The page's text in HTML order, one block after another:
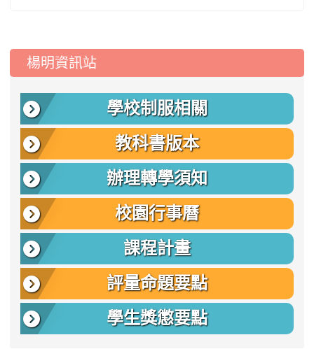
::: 楊明資訊站
學校制服相關
教科書版本
辦理轉學須知
校園行事曆
課程計畫
評量命題要點
學生獎懲要點